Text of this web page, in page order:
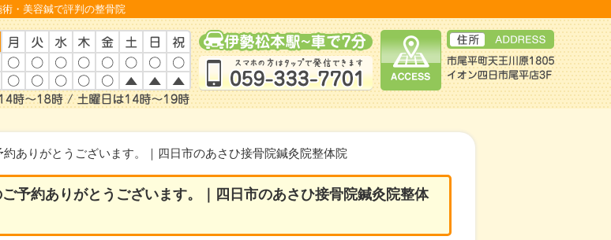
・美容鍼で評判の整骨院
約ありがとうございます。｜四日市のあさひ接骨院鍼灸院整体院
予約ありがとうございます。｜四日市のあさひ接骨院鍼灸院整体